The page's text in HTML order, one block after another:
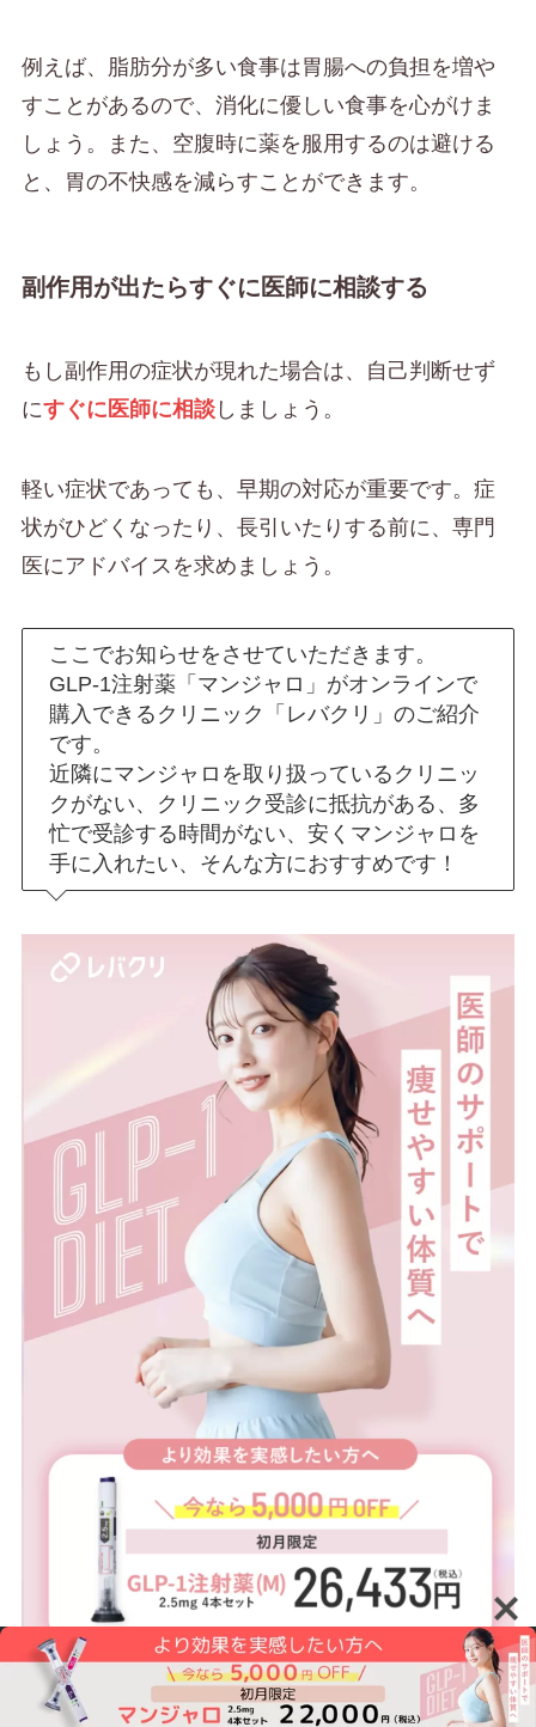
例えば、脂肪分が多い食事は胃腸への負担を増や
すことがあるので、消化に優しい食事を心がけま
しょう。また、空腹時に薬を服用するのは避ける
と、胃の不快感を減らすことができます。
副作用が出たらすぐに医師に相談する
もし副作用の症状が現れた場合は、自己判断せず
にすぐに医師に相談しましょう。
軽い症状であっても、早期の対応が重要です。症
状がひどくなったり、長引いたりする前に、専門
医にアドバイスを求めましょう。
ここでお知らせをさせていただきます。
GLP-1注射薬「マンジャロ」がオンラインで
購入できるクリニック「レバクリ」のご紹介
です。
近隣にマンジャロを取り扱っているクリニッ
クがない、クリニック受診に抵抗がある、多
忙で受診する時間がない、安くマンジャロを
手に入れたい、そんな方におすすめです！